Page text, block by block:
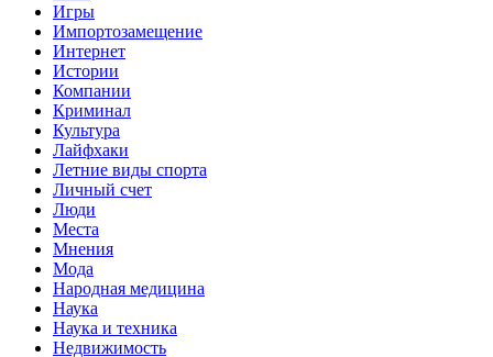
Игры
Импортозамещение
Интернет
Истории
Компании
Криминал
Культура
Лайфхаки
Летние виды спорта
Личный счет
Люди
Места
Мнения
Мода
Народная медицина
Наука
Наука и техника
Недвижимость